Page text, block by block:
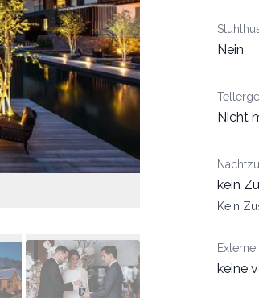
Nein
Nicht
kein
Kein
keine